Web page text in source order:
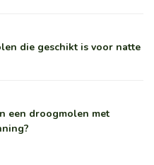
die geschikt is voor natte
een droogmolen met